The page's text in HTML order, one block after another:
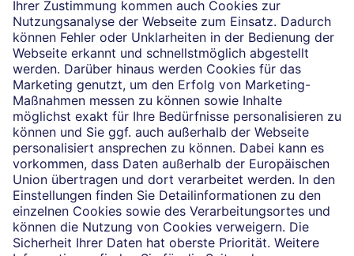
Finanzgeschäften, die sie für die Deutsche Bank AG
vermitteln dürfen. Das Einverständnis zu den dabei
vermittelten Verträgen sowie in diesem
Zusammenhang erforderliche Erklärungen werden
stets rechtsverbindlich nur durch die Deutsche Bank
AG oder durch die mit ihr kooperierenden
Produktpartner gegeben.
Impressum
Rechtliche Hinweise
Datenschutz
Barrierefreiheit
Cookie-Einstellungen